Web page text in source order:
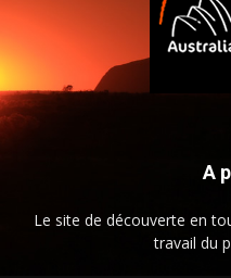
A
Le site de découverte en
travail du